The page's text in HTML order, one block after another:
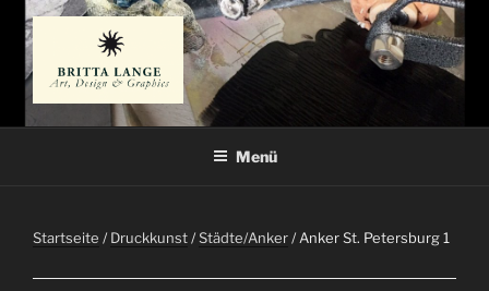
Zum
Inhalt
springen
BRITTA LANGE
Menü
Startseite /Druckkunst/Städte/Anker/ Anker St. Petersburg 1